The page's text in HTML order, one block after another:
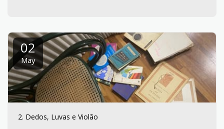
02
May
2. Dedos, Luvas e Violão